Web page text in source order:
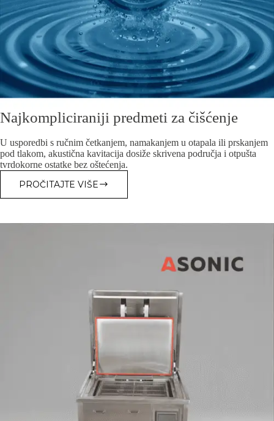
Najkompliciraniji predmeti za čišćenje
U usporedbi s ručnim četkanjem, namakanjem u otapala ili prskanjem
pod tlakom, akustična kavitacija dosiže skrivena područja i otpušta
tvrdokorne ostatke bez oštećenja.
PROČITAJTE VIŠENAJKOMPLICIRANIJI
PREDMETI
ČIŠĆENJE